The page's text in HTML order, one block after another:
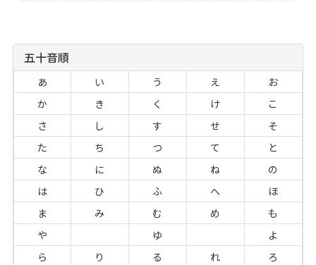
五十音順
あ い う え
お
か
き く け
こ
さ
し す せ
そ
た
ち つ て
と
な
に ぬ ね
の
は
ひ ふ へ
ほ
ま
み む め
も
や
ゆ
よ
ら
り る れ
ろ